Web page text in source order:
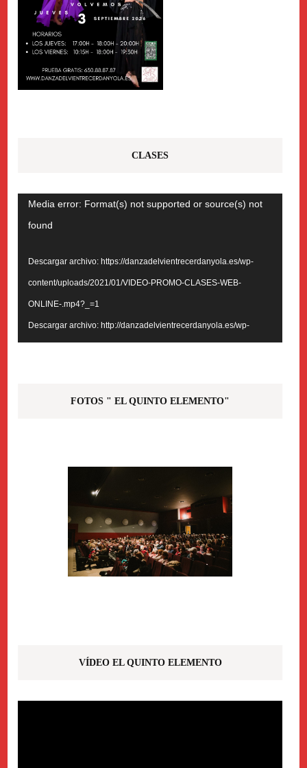
CLASES
Reproductor
de
Media error: Format(s) not supported or source(s) not
found
Descargar archivo: https://danzadelvientrecerdanyola.es/wp-
content/uploads/2021/01/VIDEO-PROMO-CLASES-WEB-
ONLINE-.mp4?_=1
Descargar archivo: http://danzadelvientrecerdanyola.es/wp-
FOTOS " EL QUINTO ELEMENTO"
VÍDEO EL QUINTO ELEMENTO